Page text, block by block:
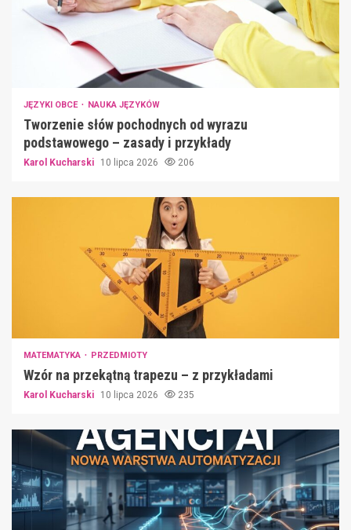
JĘZYKI OBCE NAUKA JĘZYKÓW
Tworzenie słów pochodnych od wyrazu
podstawowego – zasady i przykłady
Karol Kucharski 10 lipca 2026 206
MATEMATYKA PRZEDMIOTY
Wzór na przekątną trapezu – z przykładami
Karol Kucharski 10 lipca 2026 235